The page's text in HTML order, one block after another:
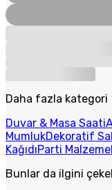
Daha fazla kategori
Duvar & Masa Saati
MumlukDekoratif
KağıdıParti
Bunlar da ilgini